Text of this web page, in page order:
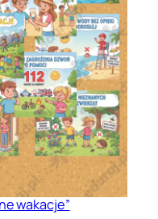
wakacje”